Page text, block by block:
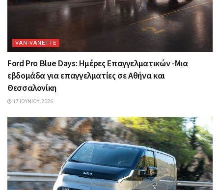
VAN-VANETTΕ
Ford Pro Blue Days: Ημέρες Επαγγελματικών -Μια
εβδομάδα για επαγγελματίες σε Αθήνα και
Θεσσαλονίκη
17 ΙΟΥΝΊΟΥ, 2026